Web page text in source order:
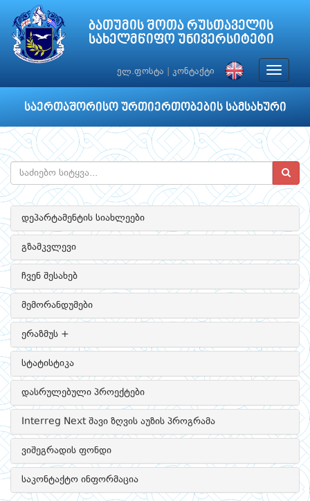
ბათუმის შოთა რუსთაველის
სახელმწიფო უნივერსიტეტი
ელ.ფოსტა კონტაქტი
Toggle
საერთაშორისო ურთიერთობების სამსახური
დეპარტამენტის სიახლეები
გზამკვლევი
ჩვენ შესახებ
მემორანდუმები
ერაზმუს +
სტატისტიკა
დასრულებული პროექტები
Interreg Next შავი ზღვის აუზის პროგრამა
ვიშეგრადის ფონდი
საკონტაქტო ინფორმაცია